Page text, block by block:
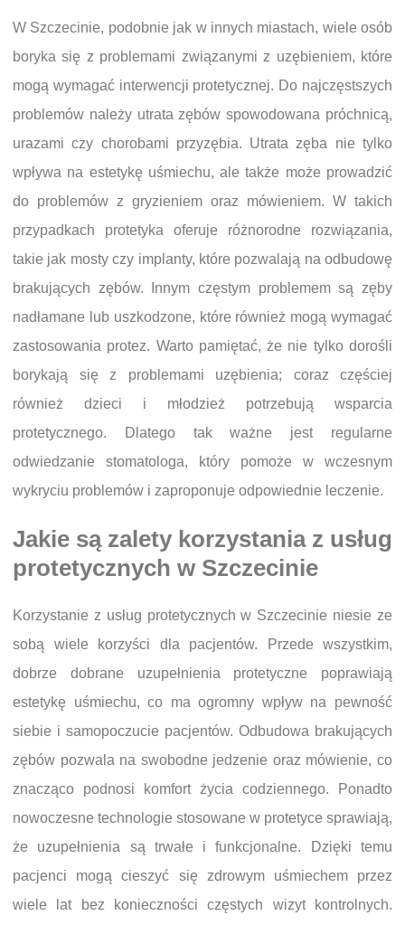
W Szczecinie, podobnie jak w innych miastach, wiele osób
boryka się z problemami związanymi z uzębieniem, które
mogą wymagać interwencji protetycznej. Do najczęstszych
problemów należy utrata zębów spowodowana próchnicą,
urazami czy chorobami przyzębia. Utrata zęba nie tylko
wpływa na estetykę uśmiechu, ale także może prowadzić
do problemów z gryzieniem oraz mówieniem. W takich
przypadkach protetyka oferuje różnorodne rozwiązania,
takie jak mosty czy implanty, które pozwalają na odbudowę
brakujących zębów. Innym częstym problemem są zęby
nadłamane lub uszkodzone, które również mogą wymagać
zastosowania protez. Warto pamiętać, że nie tylko dorośli
borykają się z problemami uzębienia; coraz częściej
również dzieci i młodzież potrzebują wsparcia
protetycznego. Dlatego tak ważne jest regularne
odwiedzanie stomatologa, który pomoże w wczesnym
wykryciu problemów i zaproponuje odpowiednie leczenie.
Jakie są zalety korzystania z usług
protetycznych w Szczecinie
Korzystanie z usług protetycznych w Szczecinie niesie ze
sobą wiele korzyści dla pacjentów. Przede wszystkim,
dobrze dobrane uzupełnienia protetyczne poprawiają
estetykę uśmiechu, co ma ogromny wpływ na pewność
siebie i samopoczucie pacjentów. Odbudowa brakujących
zębów pozwala na swobodne jedzenie oraz mówienie, co
znacząco podnosi komfort życia codziennego. Ponadto
nowoczesne technologie stosowane w protetyce sprawiają,
że uzupełnienia są trwałe i funkcjonalne. Dzięki temu
pacjenci mogą cieszyć się zdrowym uśmiechem przez
wiele lat bez konieczności częstych wizyt kontrolnych.